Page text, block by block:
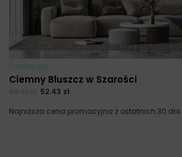
Fototapety
Ciemny Bluszcz w Szarości
52.43 zł
Najniższa cena promocyjna z ostatnich 30 dni: